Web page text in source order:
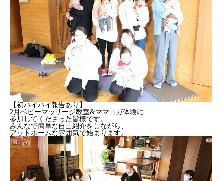
【初ハイハイ報告あり】
2月ベビーマッサージ教室&ママヨガ体験に
参加してくださった皆様です。
みんなで簡単な自己紹介をしながら、
アットホームな雰囲気で始まります。